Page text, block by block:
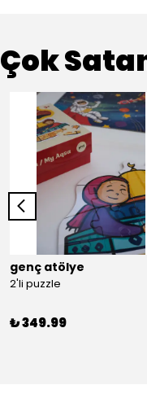
Çok
genç atölye
2'li puzzle
₺ 349.99